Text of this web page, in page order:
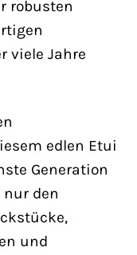
robusten
viele Jahre
edlen Etui
Generation
den
und